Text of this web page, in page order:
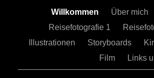
Willkommen Über mich
Reisefotografie 1
Illustrationen
Storyboards
Film
Links